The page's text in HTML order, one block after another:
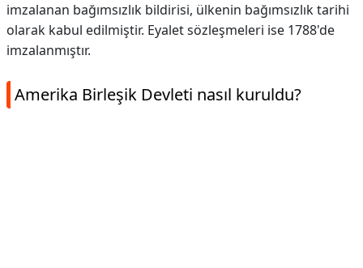
imzalanan bağımsızlık bildirisi, ülkenin bağımsızlık tarihi
olarak kabul edilmiştir. Eyalet sözleşmeleri ise 1788'de
imzalanmıştır.
Amerika Birleşik Devleti nasıl kuruldu?